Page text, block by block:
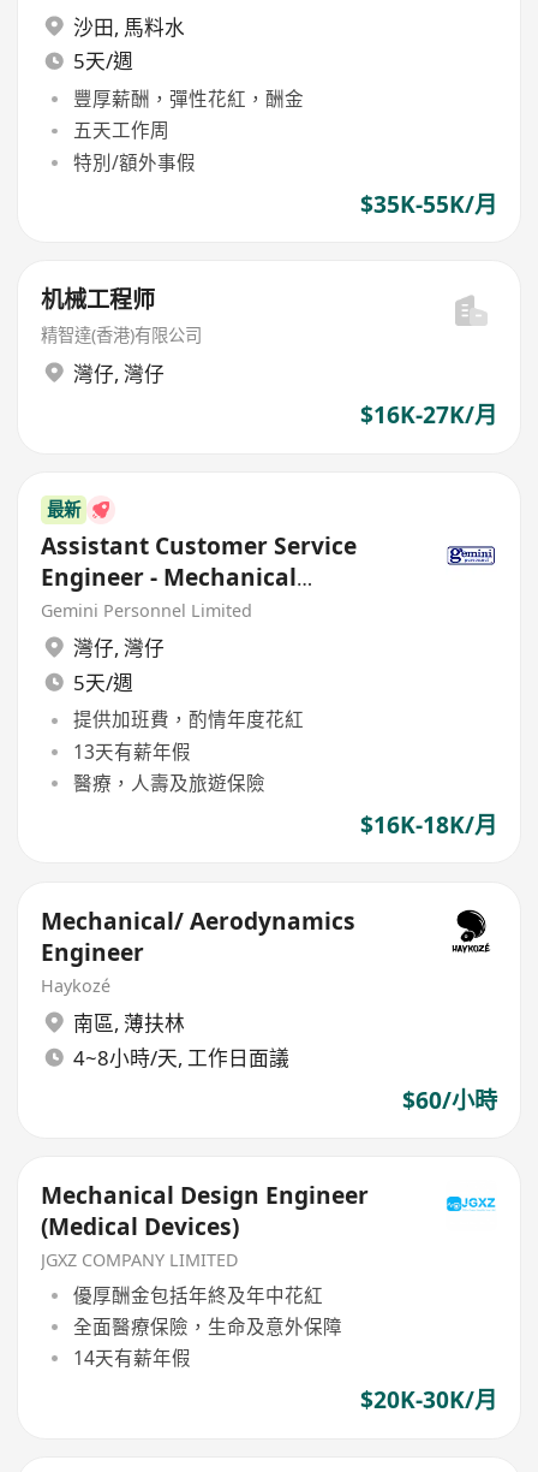
沙田, 馬料水
5天/週
豐厚薪酬，彈性花紅，酬金
五天工作周
特別/額外事假
$35K-55K/月
机械工程师
精智達(香港)有限公司
灣仔, 灣仔
$16K-27K/月
最新
Assistant Customer Service
Engineer - Mechanical
Engineering (max18K, Bonus)
Gemini Personnel Limited
灣仔, 灣仔
5天/週
提供加班費，酌情年度花紅
13天有薪年假
醫療，人壽及旅遊保險
$16K-18K/月
Mechanical/ Aerodynamics
Engineer
Haykozé
南區, 薄扶林
4~8小時/天, 工作日面議
$60/小時
Mechanical Design Engineer
(Medical Devices)
JGXZ COMPANY LIMITED
優厚酬金包括年終及年中花紅
全面醫療保險，生命及意外保障
14天有薪年假
$20K-30K/月